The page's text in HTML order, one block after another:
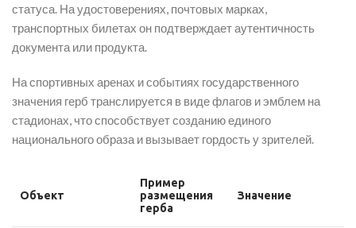
статуса. На удостоверениях, почтовых марках,
транспортных билетах он подтверждает аутентичность
документа или продукта.
На спортивных аренах и событиях государственного
значения герб транслируется в виде флагов и эмблем на
стадионах, что способствует созданию единого
национального образа и вызывает гордость у зрителей.
Объект
Пример
размещения
герба
Значение